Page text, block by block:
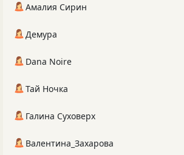
Амалия Сирин
Демура
Dana Noire
Тай Ночка
Галина Суховерх
Валентина_Захарова